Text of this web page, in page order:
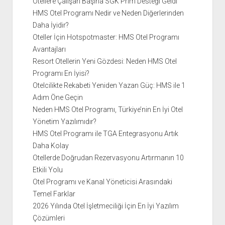
HMS Otel Programı Nedir ve Neden Diğerlerinden
Daha İyidir?
Oteller İçin Hotspotmaster: HMS Otel Programı
Avantajları
Resort Otellerin Yeni Gözdesi: Neden HMS Otel
Programı En İyisi?
Otelcilikte Rekabeti Yeniden Yazan Güç: HMS ile 1
Adım Öne Geçin
Neden HMS Otel Programı, Türkiye’nin En İyi Otel
Yönetim Yazılımıdır?
HMS Otel Programı ile TGA Entegrasyonu Artık
Daha Kolay
Otellerde Doğrudan Rezervasyonu Artırmanın 10
Etkili Yolu
Otel Programı ve Kanal Yöneticisi Arasındaki
Temel Farklar
2026 Yılında Otel İşletmeciliği İçin En İyi Yazılım
Çözümleri